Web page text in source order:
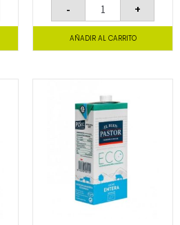
- +
AÑADIR AL CARRITO